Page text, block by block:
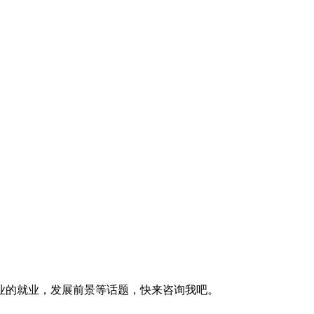
就业，发展前景等话题，快来咨询我吧。